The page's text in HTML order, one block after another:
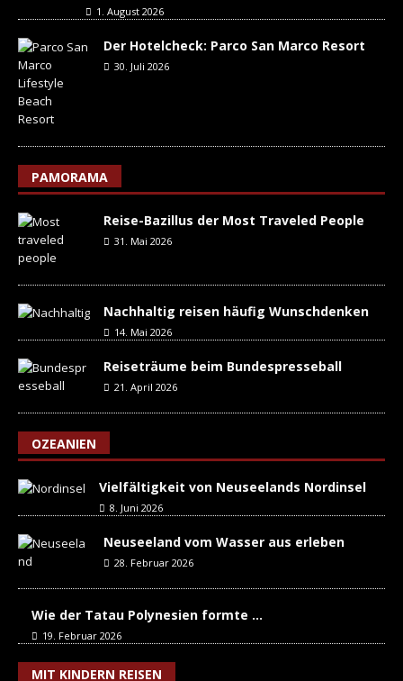
1. August 2026
Der Hotelcheck: Parco San Marco Resort
30. Juli 2026
PAMORAMA
Reise-Bazillus der Most Traveled People
31. Mai 2026
Nachhaltig reisen häufig Wunschdenken
14. Mai 2026
Reiseträume beim Bundespresseball
21. April 2026
OZEANIEN
Vielfältigkeit von Neuseelands Nordinsel
8. Juni 2026
Neuseeland vom Wasser aus erleben
28. Februar 2026
Wie der Tatau Polynesien formte …
19. Februar 2026
MIT KINDERN REISEN